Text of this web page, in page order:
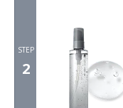
STEP
2